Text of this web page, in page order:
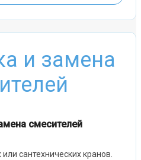
смесителей
сантехнических кранов.